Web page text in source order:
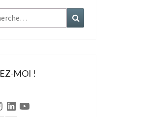
:
MOI !
LinkedInYouTube